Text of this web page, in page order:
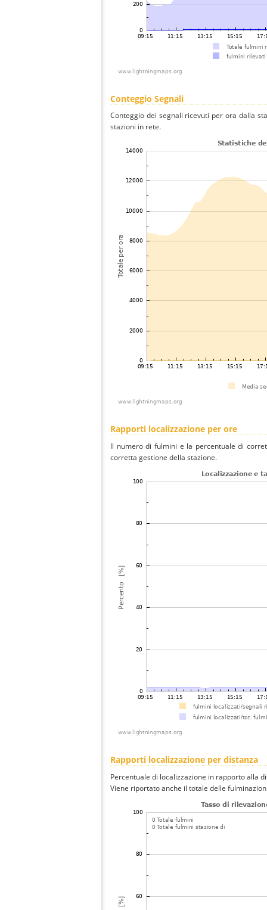
Conteggio Segnali
Conteggio dei segnali ricevuti per ora dalla
stazioni in rete.
Rapporti localizzazione per ore
Il numero di fulmini e la percentuale di
corretta gestione della stazione.
Rapporti localizzazione per distanza
Percentuale di localizzazione in rapporto alla
Viene riportato anche il totale delle